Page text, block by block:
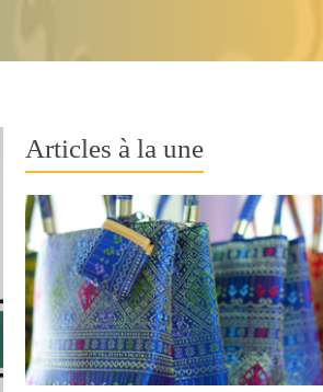
Articles à la une